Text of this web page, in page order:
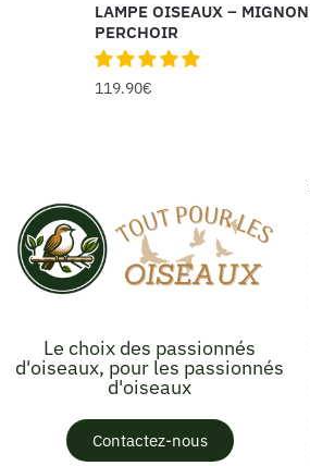
LAMPE OISEAUX – MIGNON
PERCHOIR
119.90€
Le choix des passionnés
d'oiseaux, pour les passionnés
d'oiseaux
Contactez-nous